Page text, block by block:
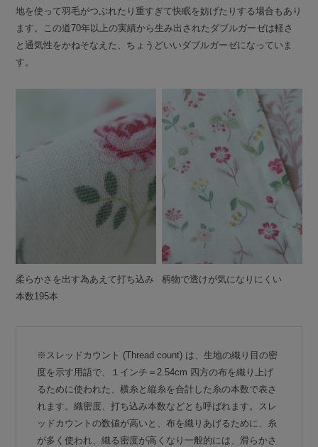
地を使って羽毛がつぶれたり重すぎて快眠を妨げたりする場合もあり
ます。この道70年以上の実績から生み出されたダブルガーゼは軽さ
と通気性をかねそなえた、ちょうどいいダブルガーゼになっていま
す。
柔らかさを出す為あえて打ち込み
本数195本
柄物で透けが気になりにくい
※スレッドカウント (Thread count) は、生地の織り目の密
度を示す用語で、１インチ＝2.54cm 四方の布を織り上げ
るために使われた、横糸と縦糸を合計した糸の本数で表さ
れます。織密度、打ち込み本数などとも呼ばれます。スレ
ッドカウントの数値が高いと、布を織りあげるために、糸
が多く使われ、織る密度が高くなり一般的には、滑らかさ